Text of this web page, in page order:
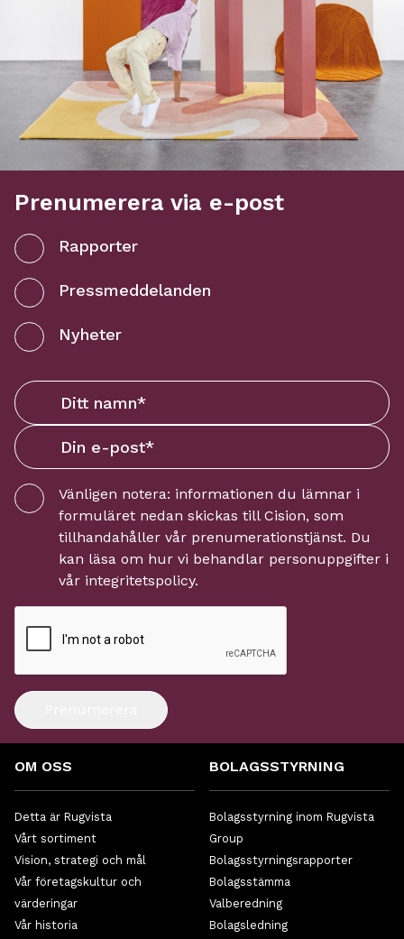
Prenumerera via e-post
Rapporter
Pressmeddelanden
Nyheter
Vänligen notera: informationen du lämnar i
formuläret nedan skickas till Cision, som
tillhandahåller vår prenumerationstjänst. Du
kan läsa om hur vi behandlar personuppgifter i
vår integritetspolicy.
OM OSS
Detta är Rugvista
Vårt sortiment
Vision, strategi och mål
Vår företagskultur och
värderingar
Vår historia
BOLAGSSTYRNING
Bolagsstyrning inom Rugvista
Group
Bolagsstyrningsrapporter
Bolagsstämma
Valberedning
Bolagsledning